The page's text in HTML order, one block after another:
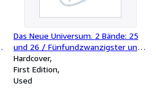
Das Neue Universum. 2 Bände: 25
und 26 / Fünfundzwanzigster und
Sechsundzwanzigster Jahrgang -
Die interessantesten Erfindungen
und Entdeckungen auf allen
Hardcover
First Edition
Used